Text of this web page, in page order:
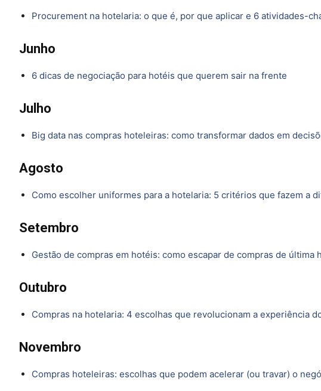
Procurement na hotelaria: o que é, por que aplicar e 6 atividades-
Junho
6 dicas de negociação para hotéis que querem sair na frente
Julho
Big data nas compras hoteleiras: como transformar dados em
Agosto
Como escolher uniformes para a hotelaria: 5 critérios que fazem a
Setembro
Gestão de compras em hotéis: como escapar de compras de última
Outubro
Compras na hotelaria: 4 escolhas que revolucionam a experiência
Novembro
Compras hoteleiras: escolhas que podem acelerar (ou travar) o